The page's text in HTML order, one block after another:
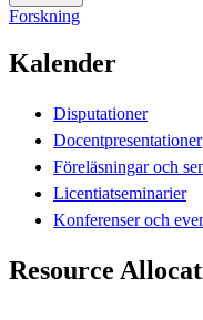
Forskning
Kalender
Disputationer
Docentpresentationer
Föreläsningar och
Licentiatseminarier
Konferenser och
Resource